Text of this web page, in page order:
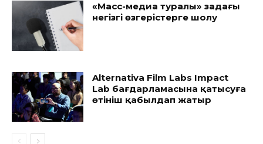
«Масс-медиа туралы» заңдағы
негізгі өзгерістерге шолу
Alternativa Film Labs Impact
Lab бағдарламасына қатысуға
өтініш қабылдап жатыр